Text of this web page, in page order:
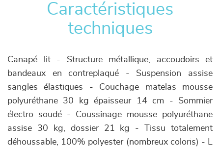
Caractéristiques
techniques
Canapé lit - Structure métallique, accoudoirs et
bandeaux en contreplaqué - Suspension assise
sangles élastiques - Couchage matelas mousse
polyuréthane 30 kg épaisseur 14 cm - Sommier
électro soudé - Coussinage mousse polyuréthane
assise 30 kg, dossier 21 kg - Tissu totalement
déhoussable, 100% polyester (nombreux coloris) - L